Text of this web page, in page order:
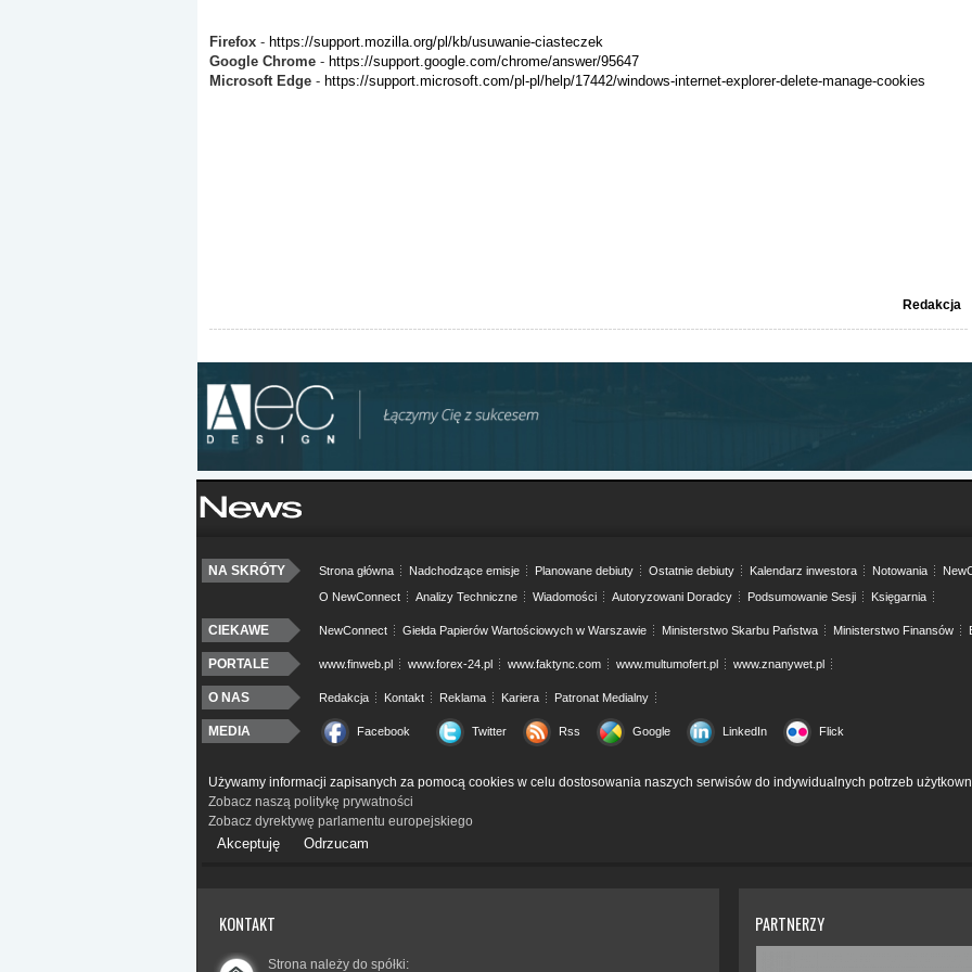
Firefox - https://support.mozilla.org/pl/kb/usuwanie-ciasteczek
Google Chrome - https://support.google.com/chrome/answer/95647
Microsoft Edge - https://support.microsoft.com/pl-pl/help/17442/windows-internet-explorer-delete-manage-cookies
Redakcja
NA SKRÓTY Strona główna Nadchodzące emisje Planowane debiuty Ostatnie debiuty Kalendarz inwestora Notowania
O NewConnect
Analizy Techniczne Wiadomości Autoryzowani Doradcy Podsumowanie Sesji Księgarnia
CIEKAWE NewConnect Giełda Papierów Wartościowych w Warszawie Ministerstwo Skarbu Państwa Ministerstwo Finansów
PORTALE www.finweb.pl www.forex-24.pl www.faktync.com www.multumofert.pl www.znanywet.pl
O NAS Redakcja Kontakt Reklama Kariera Patronat Medialny
MEDIA Facebook Twitter Rss Google LinkedIn Flick
Używamy informacji zapisanych za pomocą cookies w celu dostosowania naszych serwisów do indywidualnych potrzeb
Zobacz naszą politykę prywatności
Zobacz dyrektywę parlamentu europejskiego
Akceptuję Odrzucam
KONTAKT
Strona należy do spółki:
PARTNERZY